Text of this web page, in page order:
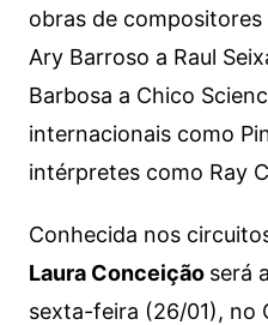
obras de
Ary Barroso a Raul
Barbosa a Chico
internacionais como
intérpretes como Ray
Conhecida nos
Laura Conceição será
sexta-feira (26/01), no